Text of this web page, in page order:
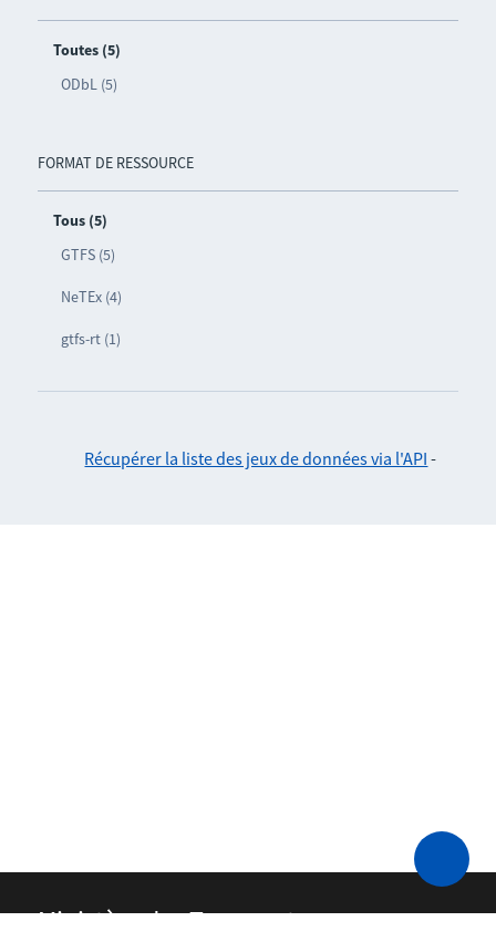
Toutes (5)
ODbL (5)
FORMAT DE RESSOURCE
Tous (5)
GTFS (5)
NeTEx (4)
gtfs-rt (1)
Récupérer la liste des jeux de données via l'API -
Ministère des Transports